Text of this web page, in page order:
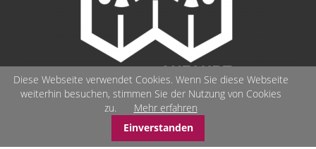
Diese Webseite verwendet Cookies. Wenn Sie diese Webseite
weiterhin besuchen, stimmen Sie der Nutzung von Cookies
zu.
Mehr erfahren
Einverstanden